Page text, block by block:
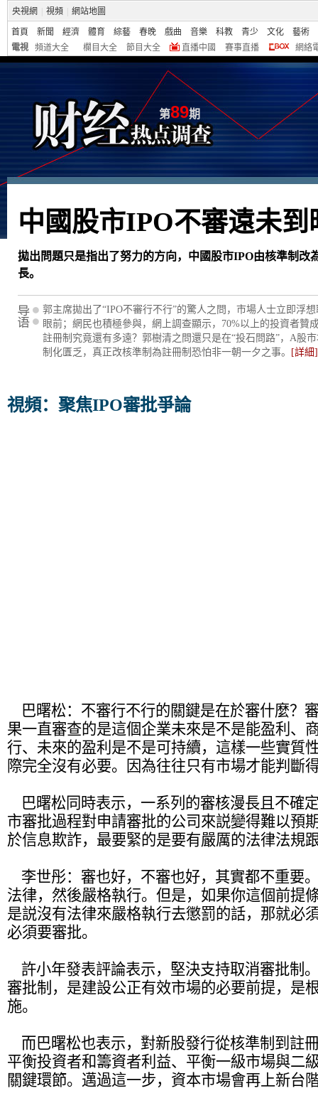
央視網 視頻 網站地圖
首頁 新聞 經濟 體育 綜藝 春晚 戲曲 音樂 科教 青少 文化
藝術
電視
頻道大全 欄目大全 節目大全 直播中國 賽事直播 網絡
第89期
中國股市IPO不審遠未到
拋出問題只是指出了努力的方向，中國股市IPO由核準制改
長。
郭主席拋出了“IPO不審行不行”的驚人之問，市場人士立即浮
眼前；網民也積極參與，網上調查顯示，70%以上的投資者贊
註冊制究竟還有多遠？郭樹清之問還只是在“投石問路”，A股
制化匱乏，真正改核準制為註冊制恐怕非一朝一夕之事。
[詳細]
視頻：聚焦IPO審批爭論
巴曙松： 不審行不行的關鍵是在於審什麼？
果一直審查的是這個企業未來是不是能盈利、
行、未來的盈利是不是可持續，這樣一些實質
際完全沒有必要。因為往往只有市場才能判斷
巴曙松同時表示，一系列的審核漫長且不確
市審批過程對申請審批的公司來説變得難以預
於信息欺詐，最要緊的是要有嚴厲的法律法規
李世彤： 審也好，不審也好，其實都不重要
法律，然後嚴格執行。但是，如果你這個前提
是説沒有法律來嚴格執行去懲罰的話，那就必
必須要審批。
許小年發表評論表示，堅決支持取消審批制
審批制，是建設公正有效市場的必要前提，是
施。
而巴曙松也表示，對新股發行從核準制到註
平衡投資者和籌資者利益、平衡一級市場與二
關鍵環節。邁過這一步，資本市場會再上新台